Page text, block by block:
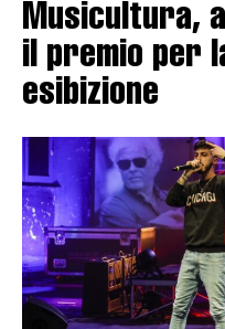
Musicultura,
il premio per
esibizione